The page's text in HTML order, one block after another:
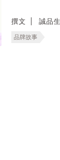
撰文 誠品
品牌故事